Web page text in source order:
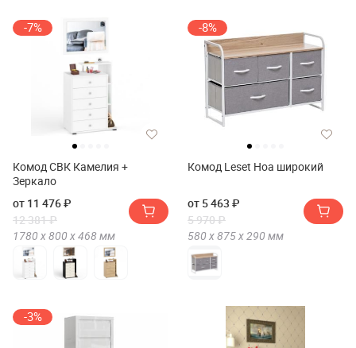
-7%
Комод СВК Камелия +
Зеркало
от 11 476 ₽
12 381 ₽
1780 х800 х468мм
-8%
Комод Leset Ноа широкий
от 5 463 ₽
5 970 ₽
580 х875 х 290 мм
-3%